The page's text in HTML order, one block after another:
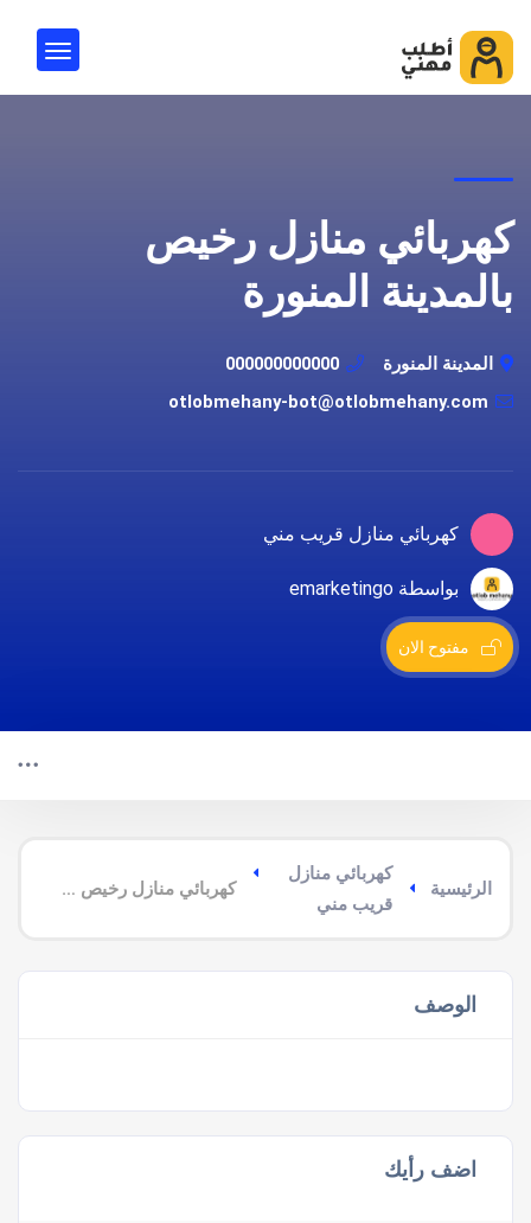
كهربائي منازل رخيص
بالمدينة المنورة
المدينة المنورة
000000000000
otlobmehany-bot@otlobmehany.com
كهربائي منازل قريب مني
بواسطة emarketingo
مفتوح الان
الرئيسية
كهربائي منازل
قريب مني
كهربائي منازل رخيص بالمدينة المنورة
الوصف
اضف رأيك